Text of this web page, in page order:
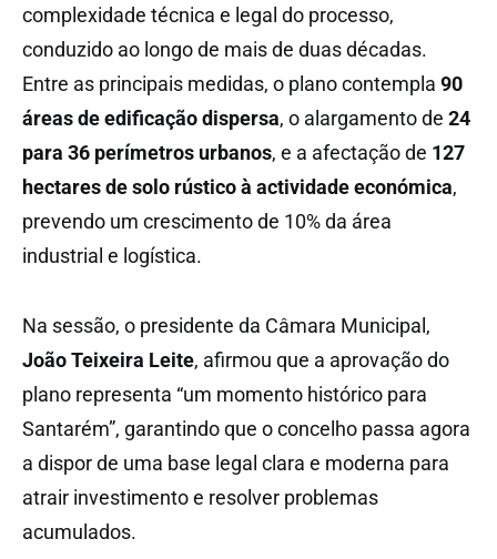
complexidade técnica e legal do processo,
conduzido ao longo de mais de duas décadas.
Entre as principais medidas, o plano contempla 90
áreas de edificação dispersa, o alargamento de 24
para 36 perímetros urbanos, e a afectação de 127
hectares de solo rústico à actividade económica,
prevendo um crescimento de 10% da área
industrial e logística.
Na sessão, o presidente da Câmara Municipal,
João Teixeira Leite, afirmou que a aprovação do
plano representa “um momento histórico para
Santarém”, garantindo que o concelho passa agora
a dispor de uma base legal clara e moderna para
atrair investimento e resolver problemas
acumulados.